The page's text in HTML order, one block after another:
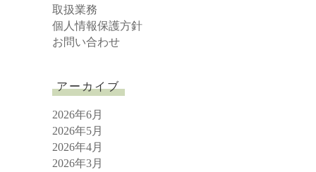
取扱業務
個人情報保護方針
お問い合わせ
アーカイブ
2026年6月
2026年5月
2026年4月
2026年3月